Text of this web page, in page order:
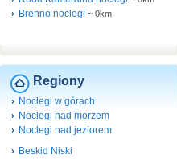
Brenno noclegi ~ 0km
Regiony
Noclegi w górach
Noclegi nad morzem
Noclegi nad jeziorem
Beskid Niski